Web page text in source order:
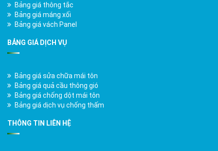
Bảng giá thông tắc
Bảng giá máng xối
Bảng giá vách Panel
BẢNG GIÁ DỊCH VỤ
Bảng giá sửa chữa mái tôn
Bảng giá quả cầu thông gió
Bảng giá chống dột mái tôn
Bảng giá dịch vụ chống thấm
THÔNG TIN LIÊN HỆ